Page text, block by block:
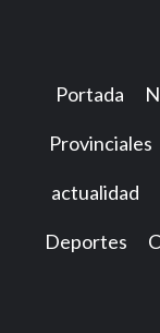
Portada
Provinciales
actualidad
Deportes